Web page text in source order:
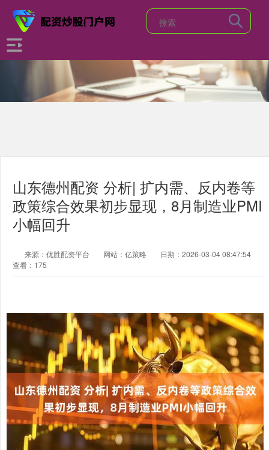
山东德州配资 分析| 扩内需、反内卷等
政策综合效果初步显现，8月制造业PMI
小幅回升
来源：优胜配资平台 网站：亿策略
日期：2026-03-04 08:47:54
查看：175